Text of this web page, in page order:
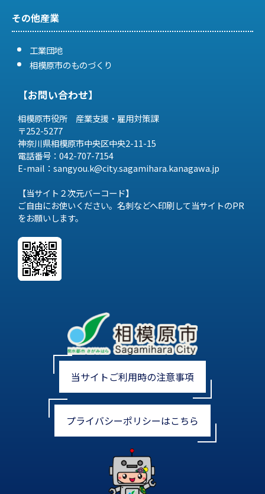
その他産業
工業団地
相模原市のものづくり
【お問い合わせ】
相模原市役所 産業支援・雇用対策課
〒252-5277
神奈川県相模原市中央区中央2-11-15
電話番号：042-707-7154
E-mail：sangyou.k@city.sagamihara.kanagawa.jp
【当サイト２次元バーコード】
ご自由にお使いください。名刺などへ印刷して当サイトのPR
をお願いします。
当サイトご利用時の注意事項
プライバシーポリシーはこちら